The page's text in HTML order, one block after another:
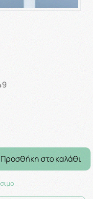
Προσθήκη στο καλάθι